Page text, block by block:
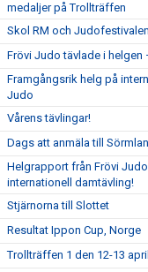
medaljer på Trollträffen
Skol RM och
Frövi Judo tävlade i helgen
Framgångsrik helg på
Judo
Vårens tävlingar!
Dags att anmäla till
Helgrapport från Frövi
internationell damtävling!
Stjärnorna till Slottet
Resultat Ippon Cup, Norge
Trollträffen 1 den 12-13 april